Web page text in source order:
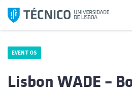
Saltar
para
EVENTOS
Lisbon WADE –